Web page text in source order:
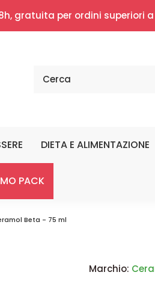
gratuita per ordini superiori
DIETA E ALIMENTAZIONE
PACK
Beta - 75 ml
Marchio: